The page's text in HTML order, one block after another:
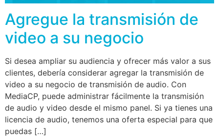
Agregue la transmisión de
video a su negocio
Si desea ampliar su audiencia y ofrecer más valor a sus
clientes, debería considerar agregar la transmisión de
video a su negocio de transmisión de audio. Con
MediaCP, puede administrar fácilmente la transmisión
de audio y video desde el mismo panel. Si ya tienes una
licencia de audio, tenemos una oferta especial para que
puedas […]